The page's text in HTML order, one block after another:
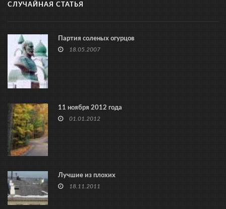
СЛУЧАЙНАЯ СТАТЬЯ
Партия соленых огурцов
18.05.2007
11 ноября 2012 года
01.01.2012
Лучшие из плохих
18.11.2011